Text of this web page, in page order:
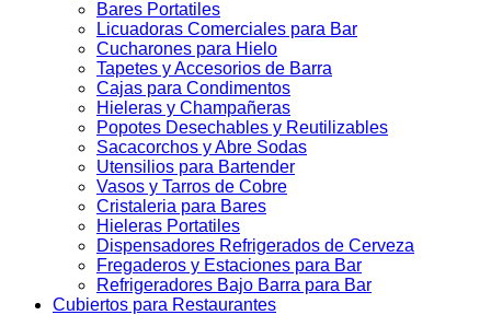
Bares Portatiles
Licuadoras Comerciales para Bar
Cucharones para Hielo
Tapetes y Accesorios de Barra
Cajas para Condimentos
Hieleras y Champañeras
Popotes Desechables y Reutilizables
Sacacorchos y Abre Sodas
Utensilios para Bartender
Vasos y Tarros de Cobre
Cristaleria para Bares
Hieleras Portatiles
Dispensadores Refrigerados de Cerveza
Fregaderos y Estaciones para Bar
Refrigeradores Bajo Barra para Bar
Cubiertos para Restaurantes